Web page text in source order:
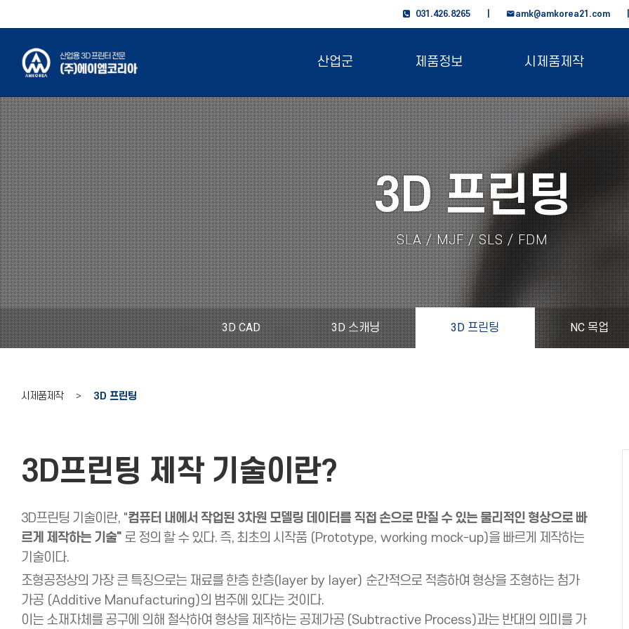
031.426.8265 | amk@amkorea21.com
산업군 제품정보 시제품제작
3D 프린팅
SLA / MJF / SLS / FDM
3D CAD 3D 스캐닝 3D 프린팅 NC 목업
시제품제작 > 3D 프린팅
3D프린팅 제작 기술이란?
3D프린팅 기술이란, "컴퓨터 내에서 작업된 3차원 모델링 데이터를 직접 손으로 만질 수 있는 물리적인 형상으로 빠
르게 제작하는 기술" 로 정의 할 수 있다. 즉, 최초의 시작품 (Prototype, working mock-up)을 빠르게 제작하는
기술이다.
조형공정상의 가장 큰 특징으로는 재료를 한층 한층(layer by layer) 순간적으로 적층하여 형상을 조형하는 첨가
가공 (Additive Manufacturing)의 범주에 있다는 것이다.
이는 소재자체를 공구에 의해 절삭하여 형상을 제작하는 공제가공 (Subtractive Process)과는 반대의 의미를 가